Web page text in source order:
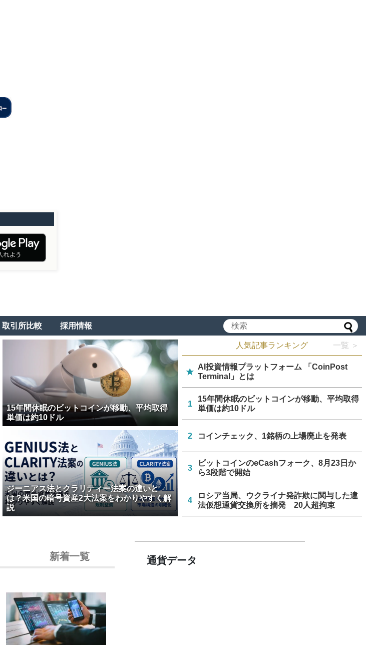
取引所比較 採用情報
15年間休眠のビットコインが移動、平均取得
単価は約10ドル
ジーニアス法とクラリティー法案の違いと
は？米国の暗号資産2大法案をわかりやすく解
説
人気記事ランキング 一覧 ＞
★
AI投資情報プラットフォーム 「CoinPost
Terminal」とは
1
15年間休眠のビットコインが移動、平均取得
単価は約10ドル
2 コインチェック、1銘柄の上場廃止を発表
3
ビットコインのeCashフォーク、8月23日か
ら3段階で開始
4
ロシア当局、ウクライナ発詐欺に関与した違
法仮想通貨交換所を摘発 20人超拘束
新着一覧 通貨データ